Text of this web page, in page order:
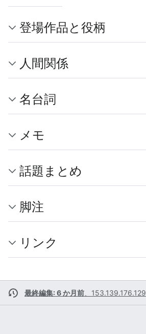
登場作品と役柄
人間関係
名台詞
メモ
話題まとめ
脚注
リンク
最終編集: 6 か月前 153.139.176.129